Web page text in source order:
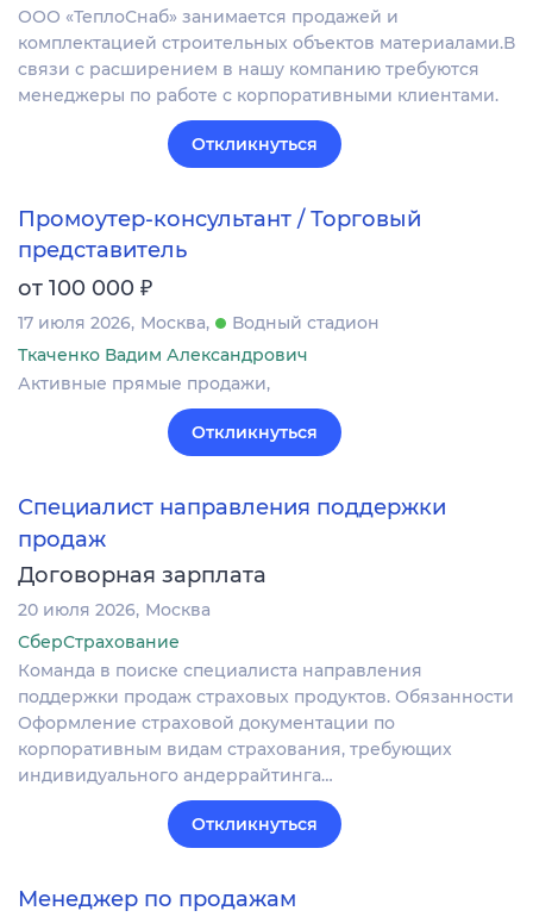
ООО «ТеплоСнаб» занимается продажей и
комплектацией строительных объектов материалами.В
связи с расширением в нашу компанию требуются
менеджеры по работе с корпоративными клиентами.
Откликнуться
Промоутер-консультант / Торговый
представитель
от 100 000 ₽
17 июля 2026 Москва
Водный стадион
Ткаченко Вадим Александрович
Активные прямые продажи,
Откликнуться
Специалист направления поддержки
продаж
Договорная зарплата
20 июля 2026 Москва
СберСтрахование
Команда в поиске специалиста направления
поддержки продаж страховых продуктов. Обязанности
Оформление страховой документации по
корпоративным видам страхования, требующих
индивидуального андеррайтинга…
Откликнуться
Менеджер по продажам